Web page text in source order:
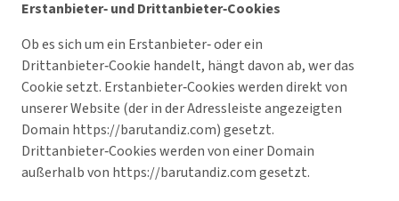
Erstanbieter‑ und Drittanbieter‑Cookies
Ob es sich um ein Erstanbieter‑ oder ein
Drittanbieter‑Cookie handelt, hängt davon ab, wer das
Cookie setzt. Erstanbieter‑Cookies werden direkt von
unserer Website (der in der Adressleiste angezeigten
Domain https://barutandiz.com) gesetzt.
Drittanbieter‑Cookies werden von einer Domain
außerhalb von https://barutandiz.com gesetzt.